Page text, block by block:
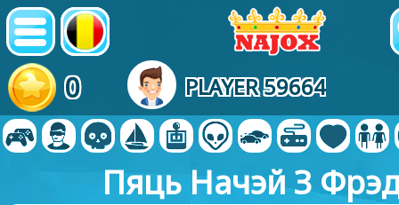
0 PLAYER 59664
Пяць Начэй З